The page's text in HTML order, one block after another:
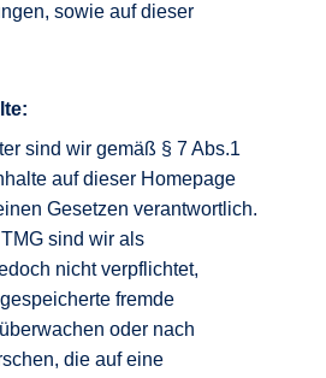
sowie auf dieser
sind wir gemäß § 7 Abs.1
auf dieser Homepage
Gesetzen verantwortlich.
sind wir als
nicht verpflichtet,
fremde
oder nach
die auf eine